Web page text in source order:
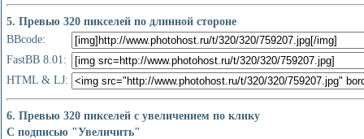
5. Превью 320 пикселей по длинной стороне
BBcode:
FastBB 8.01:
HTML & LJ:
6. Превью 320 пикселей с увеличением по клику
С подписью "Увеличить"